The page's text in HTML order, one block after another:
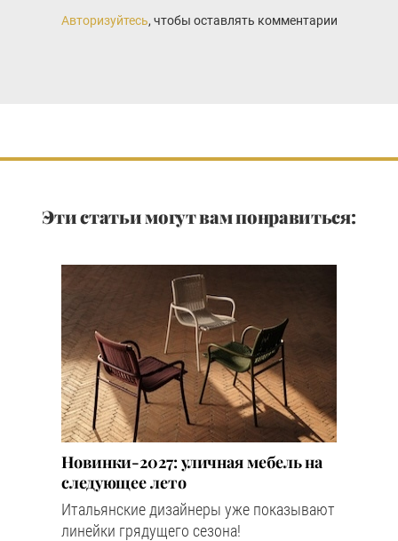
Авторизуйтесь, чтобы оставлять комментарии
Эти статьи могут вам понравиться:
Новинки-2027: уличная мебель на
следующее лето
Итальянские дизайнеры уже показывают
линейки грядущего сезона!